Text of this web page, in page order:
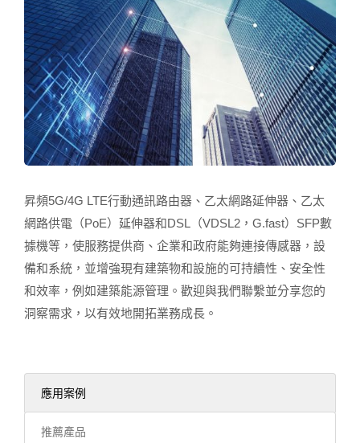
昇頻5G/4G LTE行動通訊路由器、乙太網路延伸器、乙太
網路供電（PoE）延伸器和DSL（VDSL2，G.fast）SFP數
據機等，使服務提供商、企業和政府能夠連接傳感器，設
備和系統，並增強現有建築物和設施的可持續性、安全性
和效率，例如建築能源管理。歡迎與我們聯繫並分享您的
洞察需求，以有效地開拓業務成長。
應用案例
推薦產品